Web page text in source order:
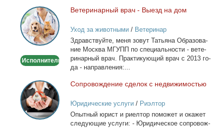
Ветеринарный
врач
-
Выезд
дом
Исполнитель
Ве­те­ри­нар­ный врач - Вы­езд на дом
Уход за животными/ Ветеринар
Здрав­ствуй­те, ме­ня зо­вут Та­тья­на Об­ра­зо­ва­
ние Москва МГУПП по спе­ци­аль­но­сти - ве­те­
ри­нар­ный врач. Прак­ти­ку­ю­щий врач с 2013 го­
да - на­прав­ле­ния:...
Сопровождение
сделок
с
недвижимостью
Со­про­вож­де­ние сде­лок с недви­жи­мо­стью
Юридические услуги/ Риэлтор
Опыт­ный юрист и ри­ел­тор по­мо­жет и ока­жет
сле­ду­ю­щие услу­ги: - Юри­ди­че­ское со­про­вож­